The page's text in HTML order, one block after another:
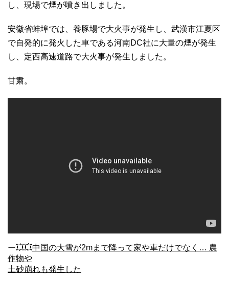
し、現場で煙が噴き出しました。
安徽省蚌埠では、養豚場で大火事が発生し、武漢市江夏区
で自発的に発火した車である河南DC社に大量の煙が発生
し、定西高速道路で大火事が発生しました。
甘粛。
ー💥💥中国の大雪が2mまで降って家や車だけでなく… 農
作物や
土砂崩れも発生した